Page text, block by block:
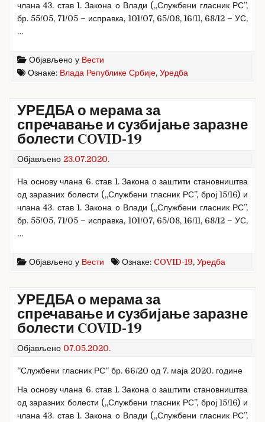
члана 43. став 1. Закона о Влади („Службени гласник РС”,
бр. 55/05, 71/05 – исправка, 101/07, 65/08, 16/11, 68/12 – УС,
…
Објављено у Вести
Ознаке: Влада Републике Србије, Уредба
УРЕДБА о мерама за
спречавање и сузбијање заразне
болести COVID-19
Објављено 23.07.2020.
На основу члана 6. став 1. Закона о заштити становништва
од заразних болести („Службени гласник РС”, број 15/16) и
члана 43. став 1. Закона о Влади („Службени гласник РС”,
бр. 55/05, 71/05 – исправка, 101/07, 65/08, 16/11, 68/12 – УС,
…
Објављено у Вести Ознаке: COVID-19, Уредба
УРЕДБА о мерама за
спречавање и сузбијање заразне
болести COVID-19
Објављено 07.05.2020.
“Службени гласник РС“ бр. 66/20 од 7. маја 2020. године
На основу члана 6. став 1. Закона о заштити становништва
од заразних болести („Службени гласник РС”, број 15/16) и
члана 43. став 1. Закона о Влади („Службени гласник РС”,